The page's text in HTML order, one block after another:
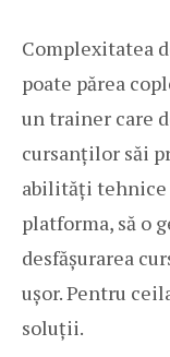
Complexitatea
poate părea
un trainer care
cursanților săi
abilități tehnice
platforma, să o
desfășurarea
ușor. Pentru
soluții.